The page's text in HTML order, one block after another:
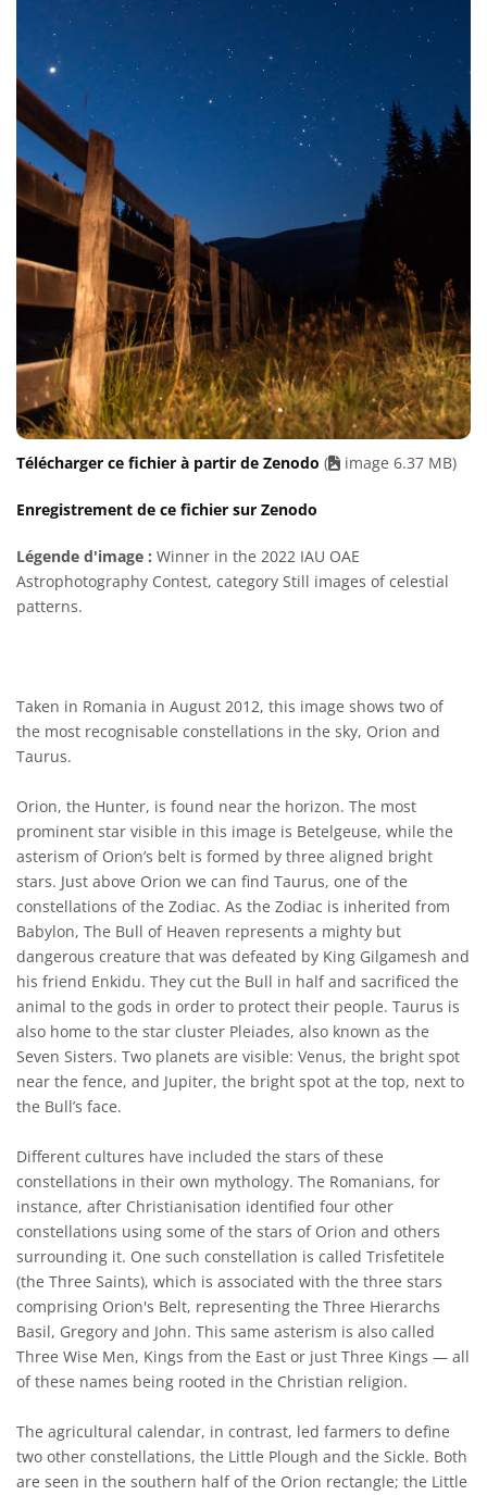
Télécharger ce fichier à partir de Zenodo ( image 6.37 MB)
Enregistrement de ce fichier sur Zenodo
Légende d'image : Winner in the 2022 IAU OAE
Astrophotography Contest, category Still images of celestial
patterns.
Taken in Romania in August 2012, this image shows two of
the most recognisable constellations in the sky, Orion and
Taurus.
Orion, the Hunter, is found near the horizon. The most
prominent star visible in this image is Betelgeuse, while the
asterism of Orion’s belt is formed by three aligned bright
stars. Just above Orion we can find Taurus, one of the
constellations of the Zodiac. As the Zodiac is inherited from
Babylon, The Bull of Heaven represents a mighty but
dangerous creature that was defeated by King Gilgamesh and
his friend Enkidu. They cut the Bull in half and sacrificed the
animal to the gods in order to protect their people. Taurus is
also home to the star cluster Pleiades, also known as the
Seven Sisters. Two planets are visible: Venus, the bright spot
near the fence, and Jupiter, the bright spot at the top, next to
the Bull’s face.
Different cultures have included the stars of these
constellations in their own mythology. The Romanians, for
instance, after Christianisation identified four other
constellations using some of the stars of Orion and others
surrounding it. One such constellation is called Trisfetitele
(the Three Saints), which is associated with the three stars
comprising Orion's Belt, representing the Three Hierarchs
Basil, Gregory and John. This same asterism is also called
Three Wise Men, Kings from the East or just Three Kings — all
of these names being rooted in the Christian religion.
The agricultural calendar, in contrast, led farmers to define
two other constellations, the Little Plough and the Sickle. Both
are seen in the southern half of the Orion rectangle; the Little